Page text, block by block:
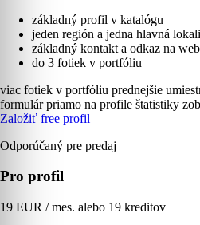
základný profil v katalógu
jeden región a jedna hlavná
základný kontakt a odkaz na web
do 3 fotiek v portfóliu
viac fotiek v portfóliu prednejšie
formulár priamo na profile štatistiky
Založiť free profil
Odporúčaný pre predaj
Pro profil
19 EUR / mes. alebo 19 kreditov